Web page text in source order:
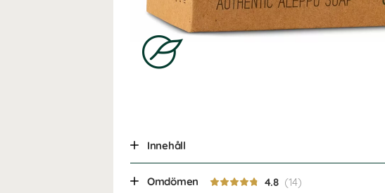
Innehåll
Omdömen 4.8